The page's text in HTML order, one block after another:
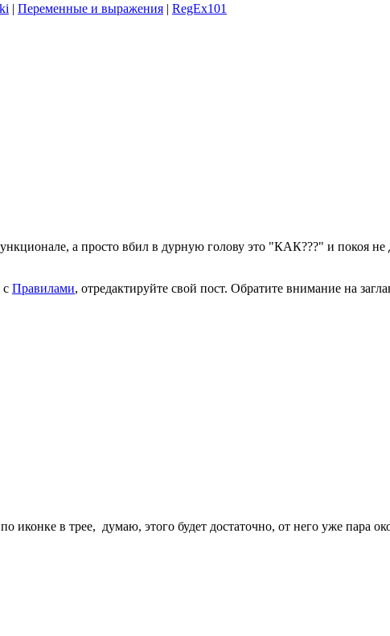
| Переменные и выражения | RegEx101
а просто вбил в дурную голову это "КАК???" и покоя
с Правилами, отредактируйте свой пост. Обратите внимание на
иконке в трее, думаю, этого будет достаточно, от него уже пара